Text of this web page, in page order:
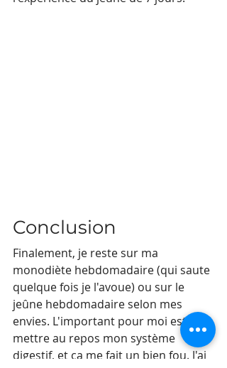
Conclusion
Finalement, je reste sur ma
monodiète hebdomadaire (qui saute
quelque fois je l'avoue) ou sur le
jeûne hebdomadaire selon mes
envies. L'important pour moi est de
mettre au repos mon système
digestif, et ça me fait un bien fou. J'ai